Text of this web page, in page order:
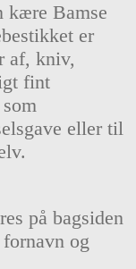
kære Bamse
er
af, kniv,
fint
eller til
på bagsiden
og